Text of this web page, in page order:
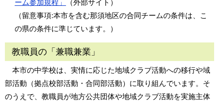
ーム参加規程」
（外部サイト）
（留意事項:本市を含む那須地区の合同チームの条件は、こ
の県の条件に準じています。）
教職員の「兼職兼業」
本市の中学校は、実情に応じた地域クラブ活動への移行や域
部活動（拠点校部活動・合同部活動）に取り組んでいます。そ
のうえで、教職員が地方公共団体や地域クラブ活動を実施主体